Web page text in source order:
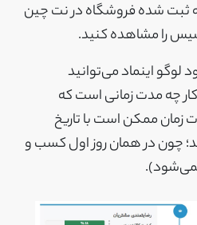
ثبت شده فروشگاه در نت چین
را مشاهده کنید.
لوگو اینماد می‌توانید
چه مدت زمانی است که
زمان ممکن است با تاریخ
چون در همان روز اول کسب و